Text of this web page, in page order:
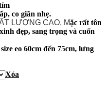
co giãn nhẹ.
LƯỢNG CAO, Mặc rất tôn
đẹp, sang trọng và cuốn
eo 60cm đến 75cm, lưng
Xóa